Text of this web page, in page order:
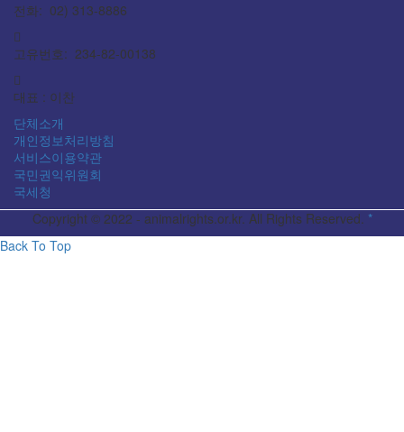
전화: 02) 313-8886
고유번호: 234-82-00138
대표 : 이찬
단체소개
개인정보처리방침
서비스이용약관
국민권익위원회
국세청
Copyright © 2022 - animalrights.or.kr. All Rights Reserved. *
Back To Top